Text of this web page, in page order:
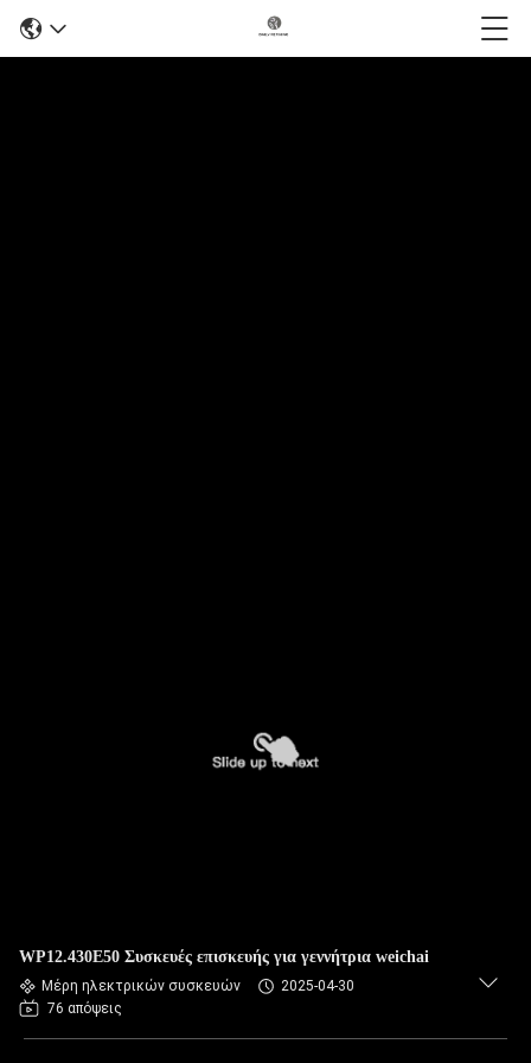
WP12.430E50 Συσκευές επισκευής για γεννήτρια weichai
Μέρη ηλεκτρικών συσκευών
2025-04-30
76 απόψεις